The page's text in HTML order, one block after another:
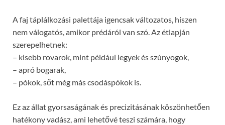
A faj táplálkozási palettája igencsak változatos, hiszen
nem válogatós, amikor prédáról van szó. Az étlapján
szerepelhetnek:
– kisebb rovarok, mint például legyek és szúnyogok,
– apró bogarak,
– pókok, sőt még más csodáspókok is.
Ez az állat gyorsaságának és precizitásának köszönhetően
hatékony vadász, ami lehetővé teszi számára, hogy